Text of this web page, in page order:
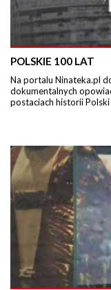
POLSKIE 100 LAT
Na portalu Ninateka.pl
dokumentalnych
postaciach historii Polski